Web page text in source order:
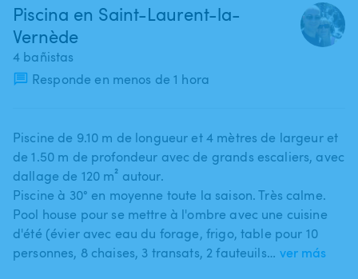
Piscina en Saint-Laurent-la-
Vernède
4 bañistas
Responde en menos de 1 hora
Piscine de 9.10 m de longueur et 4 mètres de largeur et
de 1.50 m de profondeur avec de grands escaliers​,​ avec
dallage de 120 m² autour.
Piscine à 30° en moyenne toute la saison. Très calme.
Pool house pour se mettre à l'ombre avec une cuisine
d'été (évier avec eau du forage​,​ frigo​,​ table pour 10
personnes​,​ 8 chaises​,​ 3 transats​,​ 2 fauteuils​… ver más